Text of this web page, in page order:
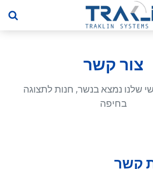
צור קשר
שלנו נמצא בנשר, חנות לתצוגה
בחיפה
קשר